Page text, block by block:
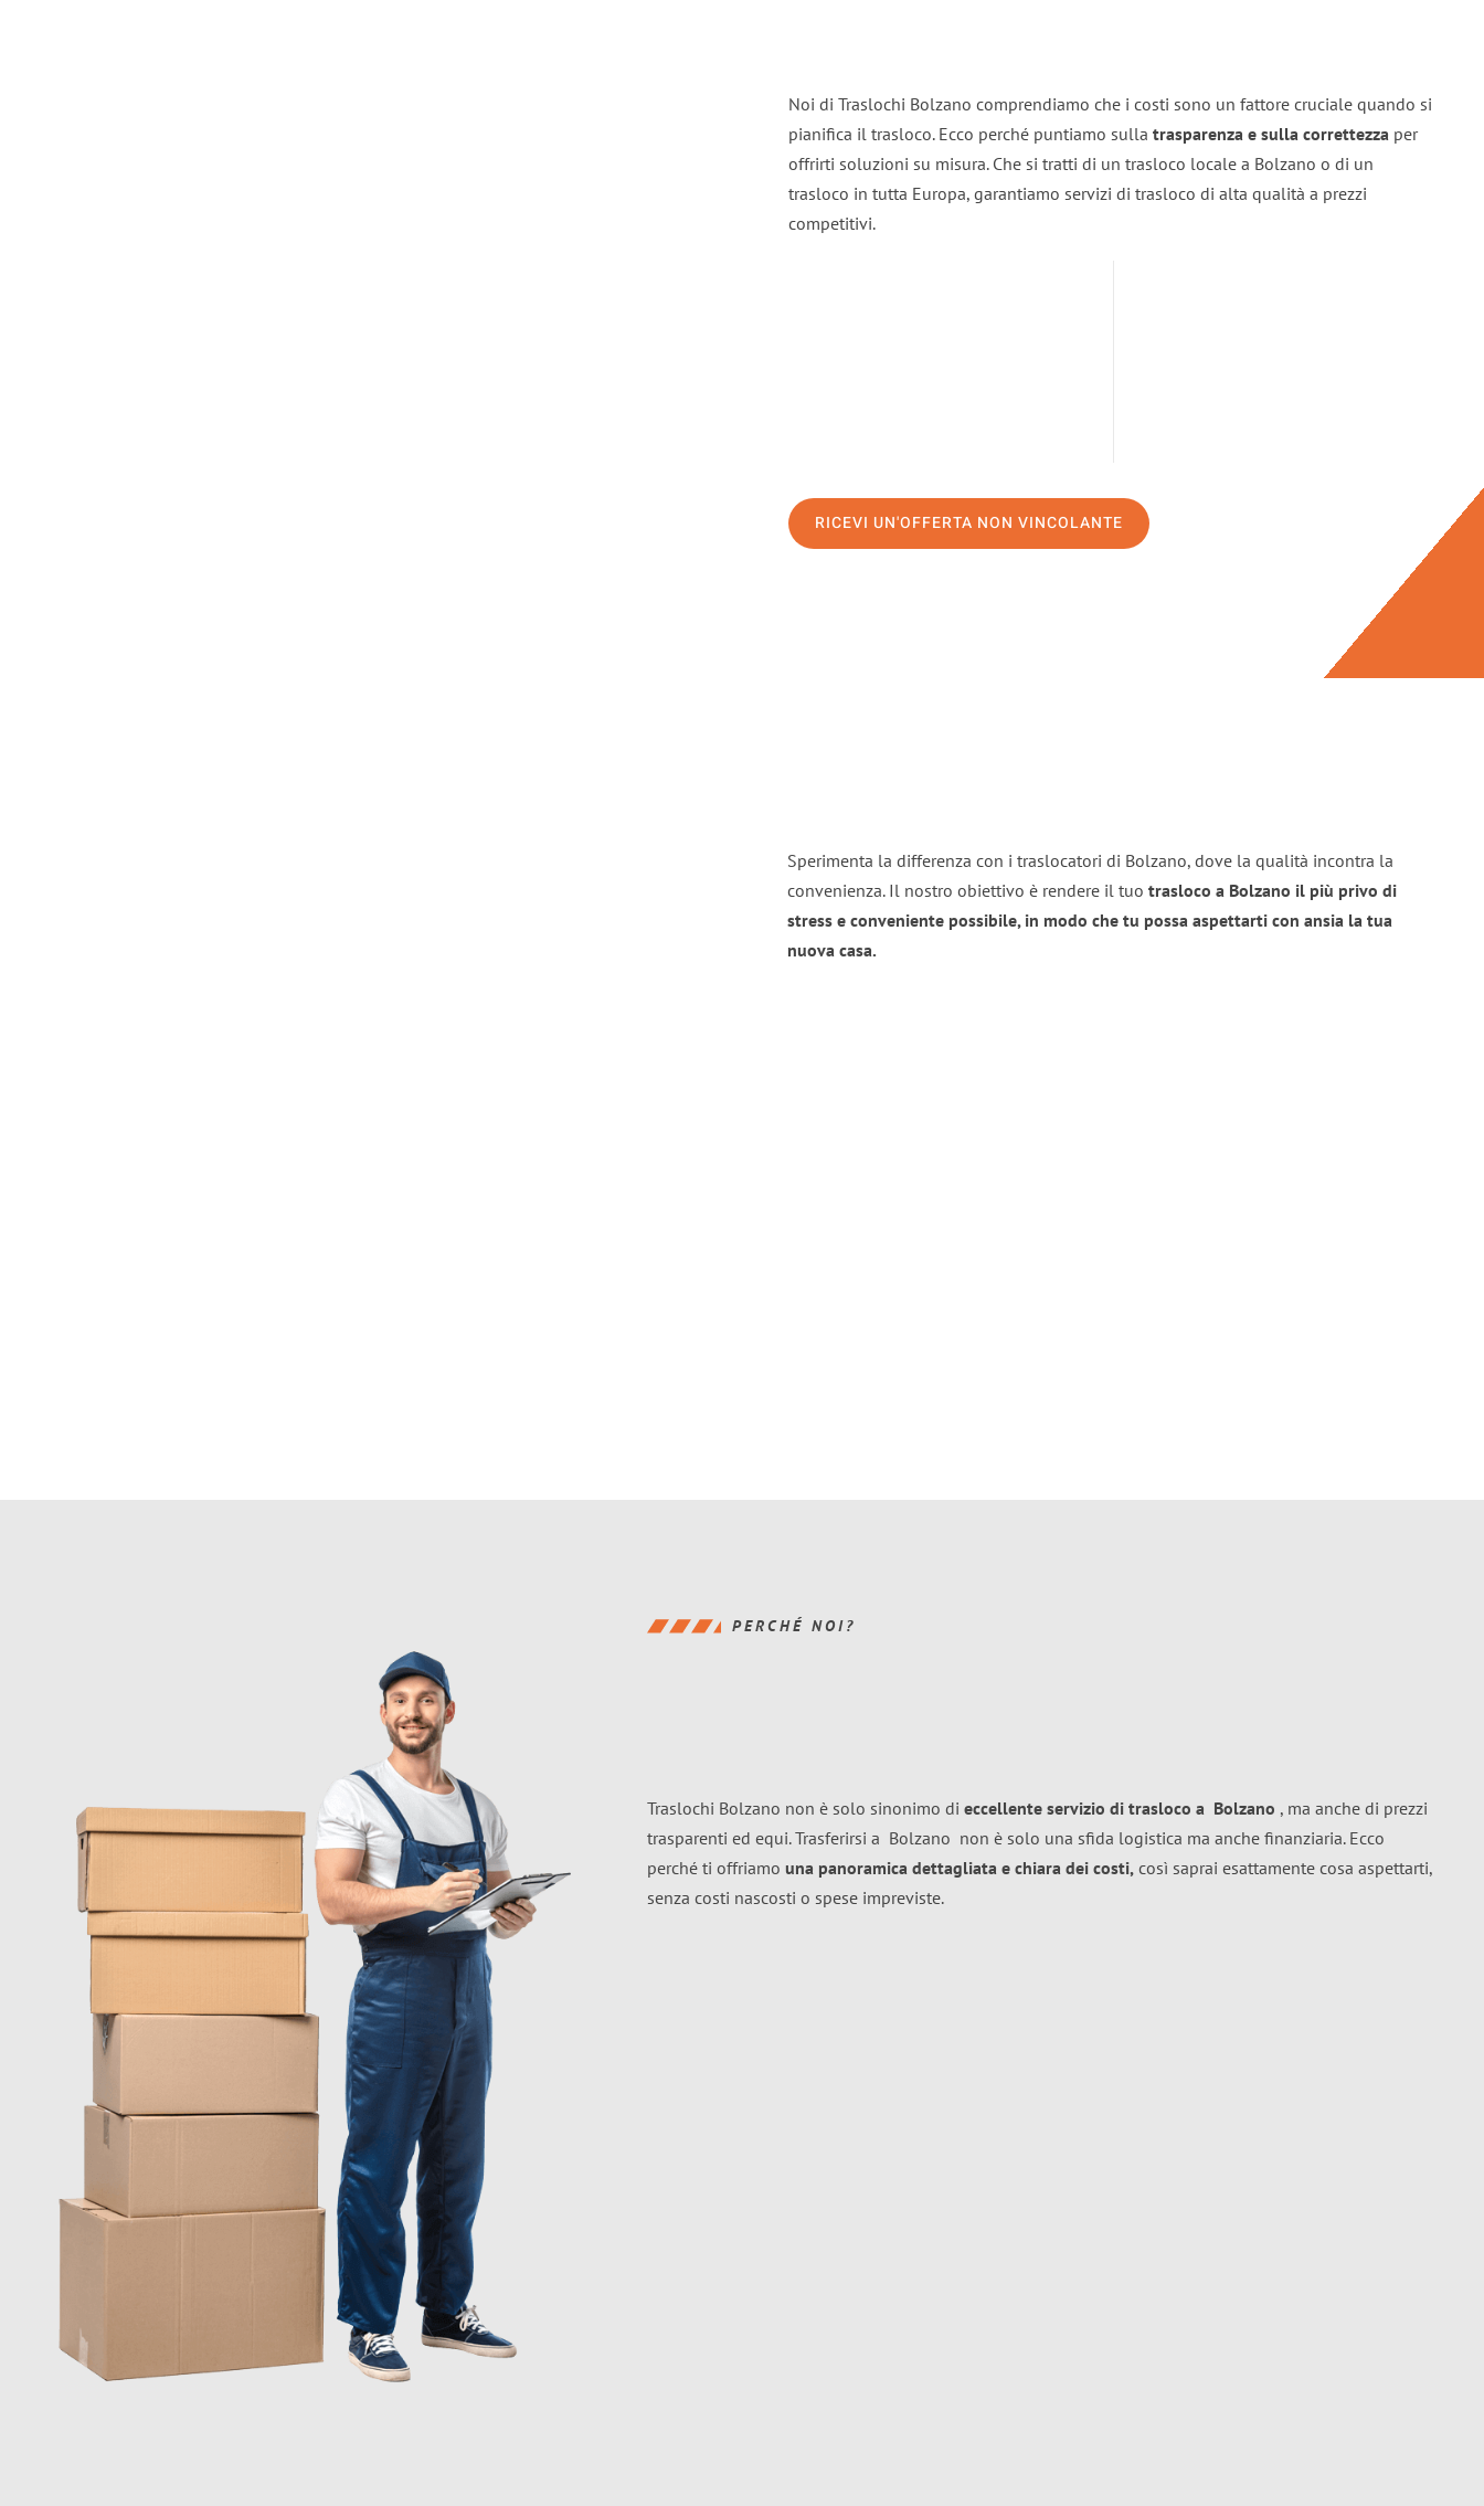
Noi di Traslochi Bolzano comprendiamo che i costi sono un fattore cruciale quando si
pianifica il trasloco. Ecco perché puntiamo sulla trasparenza e sulla correttezza per
offrirti soluzioni su misura. Che si tratti di un trasloco locale a Bolzano o di un
trasloco in tutta Europa, garantiamo servizi di trasloco di alta qualità a prezzi
competitivi.
RICEVI UN'OFFERTA NON VINCOLANTE
Sperimenta la differenza con i traslocatori di Bolzano, dove la qualità incontra la
convenienza. Il nostro obiettivo è rendere il tuo trasloco a Bolzano il più privo di
stress e conveniente possibile, in modo che tu possa aspettarti con ansia la tua
nuova casa.
PERCHÉ NOI?
Traslochi Bolzano non è solo sinonimo di eccellente servizio di trasloco a Bolzano , ma anche di prezzi
trasparenti ed equi. Trasferirsi a Bolzano non è solo una sfida logistica ma anche finanziaria. Ecco
perché ti offriamo una panoramica dettagliata e chiara dei costi, così saprai esattamente cosa aspettarti,
senza costi nascosti o spese impreviste.